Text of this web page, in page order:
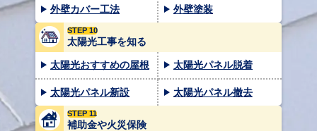
外壁カバー工法 外壁塗装
STEP 10
太陽光工事を知る
太陽光おすすめの屋根 太陽光パネル脱着
太陽光パネル新設 太陽光パネル撤去
STEP 11
補助金や火災保険